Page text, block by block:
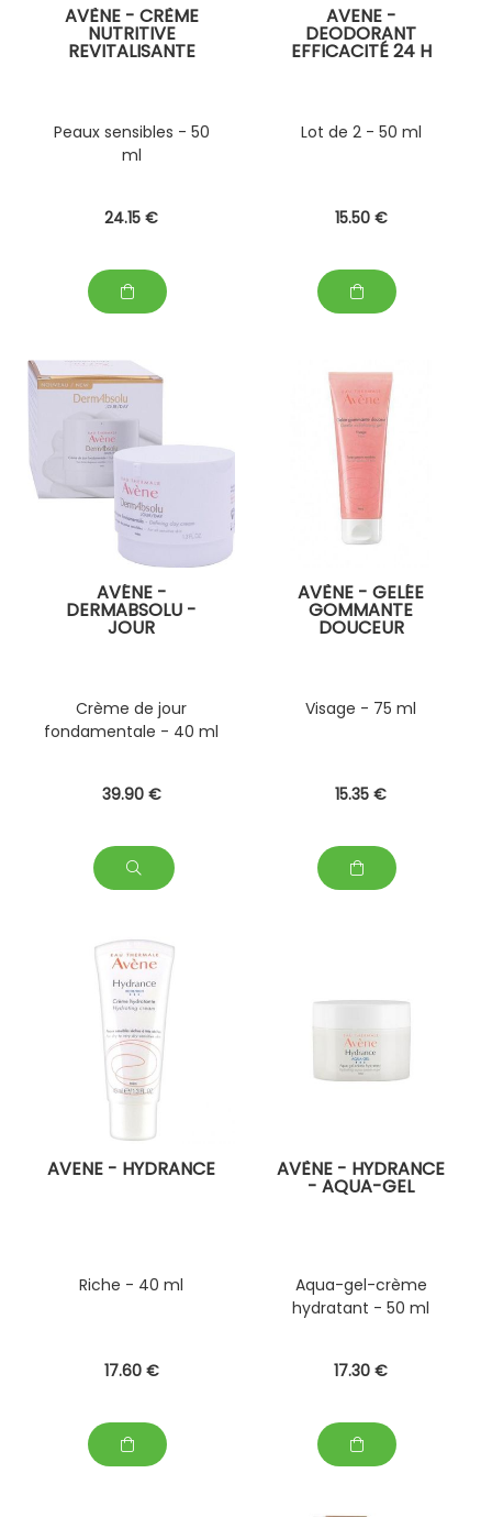
AVÈNE - CRÈME
NUTRITIVE
REVITALISANTE
Peaux sensibles - 50
ml
24.15 €
AVENE -
DEODORANT
EFFICACITÉ 24 H
Lot de 2 - 50 ml
15.50 €
AVÉNE -
DERMABSOLU -
JOUR
Crème de jour
fondamentale - 40 ml
39.90 €
AVÈNE - GELÉE
GOMMANTE
DOUCEUR
Visage - 75 ml
15.35 €
AVENE - HYDRANCE
Riche - 40 ml
17.60 €
AVÈNE - HYDRANCE
- AQUA-GEL
Aqua-gel-crème
hydratant - 50 ml
17.30 €